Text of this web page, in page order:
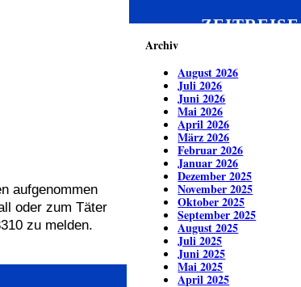
aufgenommen
oder zum Täter
zu melden.
ZEITREISE
Archiv
August 2026
Juli 2026
Juni 2026
Mai 2026
April 2026
März 2026
Februar 2026
Januar 2026
Dezember 2025
November 2025
Oktober 2025
September 2025
August 2025
Juli 2025
Juni 2025
Mai 2025
April 2025